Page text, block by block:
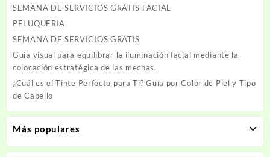
SEMANA DE SERVICIOS GRATIS FACIAL
PELUQUERIA
SEMANA DE SERVICIOS GRATIS
Guía visual para equilibrar la iluminación facial mediante la
colocación estratégica de las mechas.
¿Cuál es el Tinte Perfecto para Ti? Guía por Color de Piel y Tipo
de Cabello
Más populares